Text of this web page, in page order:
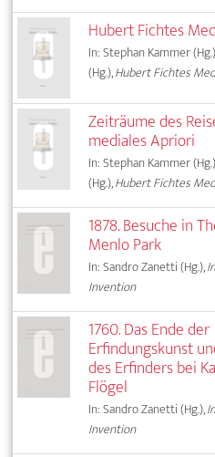
Hubert Fichtes
In: Stephan Kammer
(Hg.),Hubert Fichtes
Zeiträume des
mediales Apriori
In: Stephan Kammer
(Hg.),Hubert Fichtes
1878. Besuche in
Menlo Park
In: Sandro Zanetti (Hg.),
Invention
1760. Das Ende der
Erfindungskunst
des Erfinders bei
Flögel
In: Sandro Zanetti (Hg.),
Invention